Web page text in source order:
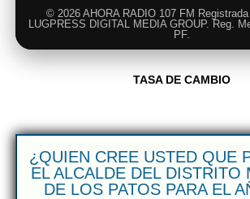
© 2026 AHORA RADIO 107 FM
LUGPRESS DIGITAL MEDIA GROUP. Reg.
PF.
TASA DE CAMBIO
¿QUIEN CREE USTED QUE
EL ALCALDE DEL DISTRITO
DE LOS PATOS PARA EL